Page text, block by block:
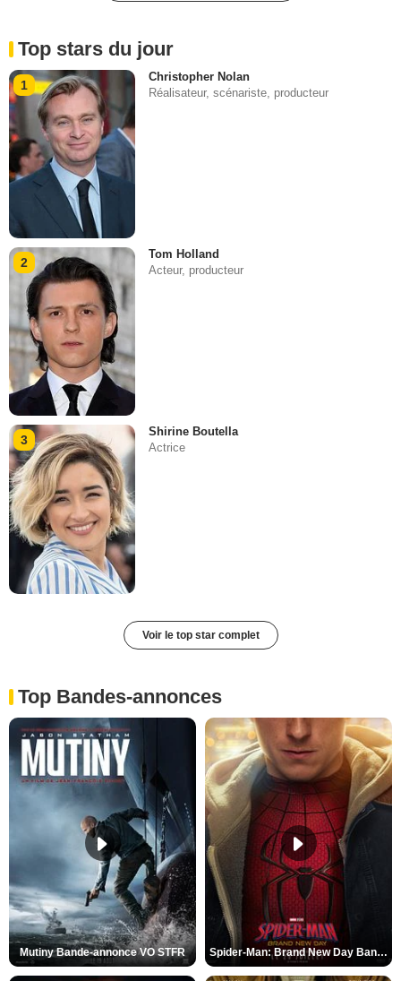
Top stars du jour
1
Christopher Nolan
Réalisateur, scénariste, producteur
2
Tom Holland
Acteur, producteur
3
Shirine Boutella
Actrice
Voir le top star complet
Top Bandes-annonces
Mutiny Bande-annonce VO STFR Spider-Man: Brand New Day Bande-annonce VO STFR